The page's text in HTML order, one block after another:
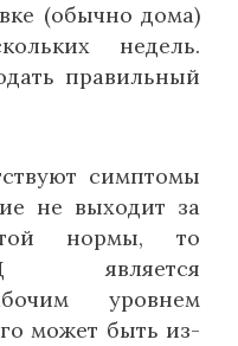
(обычно дома)
недель.
правильный
симптомы
не выходит за
нормы, то
является
уровнем
может быть из-